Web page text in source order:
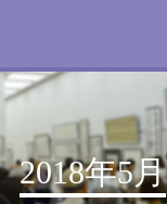
2018年5月
お知らせ